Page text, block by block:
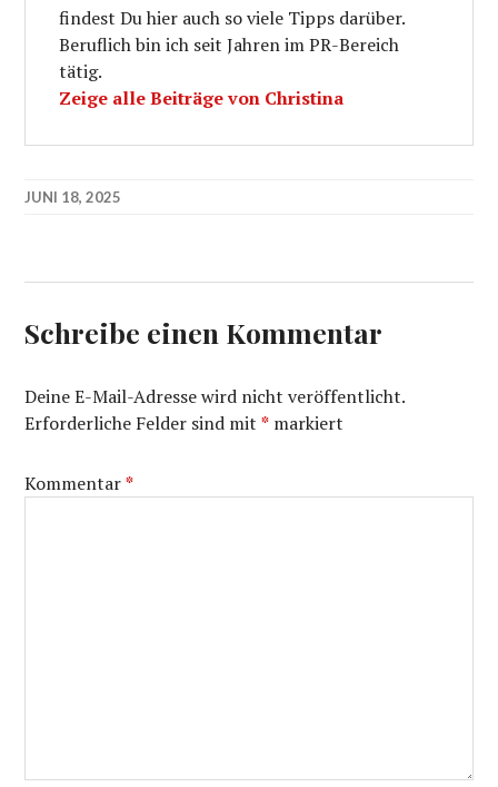
findest Du hier auch so viele Tipps darüber.
Beruflich bin ich seit Jahren im PR-Bereich
tätig.
Zeige alle Beiträge von Christina
JUNI 18, 2025
Schreibe einen Kommentar
Deine E-Mail-Adresse wird nicht veröffentlicht.
Erforderliche Felder sind mit* markiert
Kommentar*